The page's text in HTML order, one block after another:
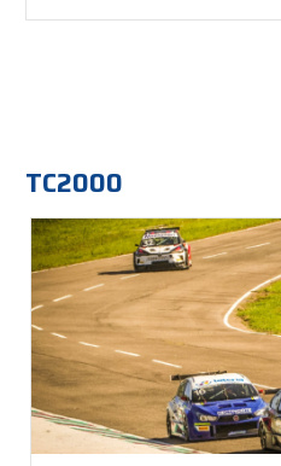
TC2000